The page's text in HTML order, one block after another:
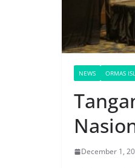
NEWS ORMAS
December 1,